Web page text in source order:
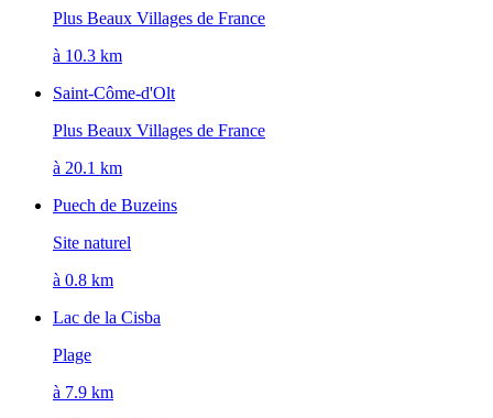
Plus Beaux Villages de France
à 10.3 km
Saint-Côme-d'Olt
Plus Beaux Villages de France
à 20.1 km
Puech de Buzeins
Site naturel
à 0.8 km
Lac de la Cisba
Plage
à 7.9 km